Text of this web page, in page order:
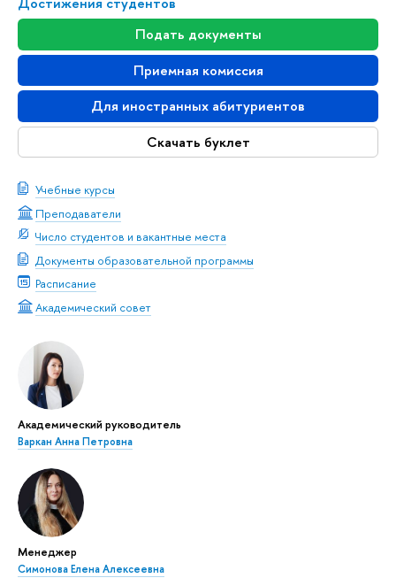
Подать документы
Приемная комиссия
Для иностранных абитуриентов
Скачать буклет
Учебные курсы
Преподаватели
Число студентов и вакантные места
Документы образовательной программы
Расписание
Академический совет
Академический руководитель
Варкан Анна Петровна
Менеджер
Симонова Елена Алексеевна